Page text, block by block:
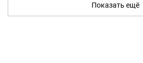
Показать ещё